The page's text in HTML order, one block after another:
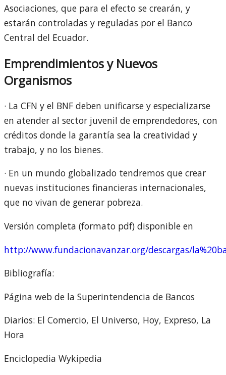
Asociaciones, que para el efecto se crearán, y
estarán controladas y reguladas por el Banco
Central del Ecuador.
Emprendimientos y Nuevos
Organismos
· La CFN y el BNF deben unificarse y especializarse
en atender al sector juvenil de emprendedores, con
créditos donde la garantía sea la creatividad y
trabajo, y no los bienes.
· En un mundo globalizado tendremos que crear
nuevas instituciones financieras internacionales,
que no vivan de generar pobreza.
Versión completa (formato pdf) disponible en
http://www.fundacionavanzar.org/descargas/
Bibliografía:
Página web de la Superintendencia de Bancos
Diarios: El Comercio, El Universo, Hoy, Expreso, La
Hora
Enciclopedia Wykipedia